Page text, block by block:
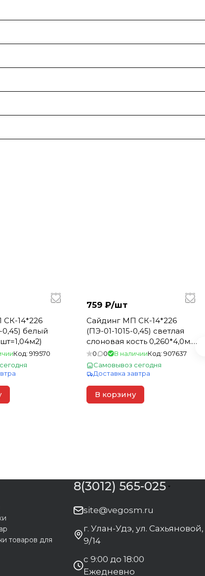
14*226
белый
Код: 919570
759 ₽/шт
Сайдинг МП СК-14*226
(ПЭ-01-1015-0,45) светлая
слоновая кость 0,260*4,0м.
(1шт=1,04м2)
0 0 В наличииКод: 907637
Самовывоз сегодня
Доставка завтра
В корзину
товаров для
8(3012) 565-025
site@vegosm.ru
г. Улан-Удэ, ул. Сахьяновой,
9/14
с 9:00 до 18:00
Ежедневно